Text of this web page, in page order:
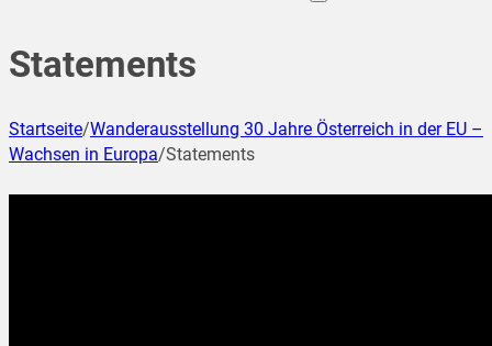
Statements
Startseite/Wanderausstellung 30 Jahre Österreich in der EU –
Wachsen in Europa/Statements